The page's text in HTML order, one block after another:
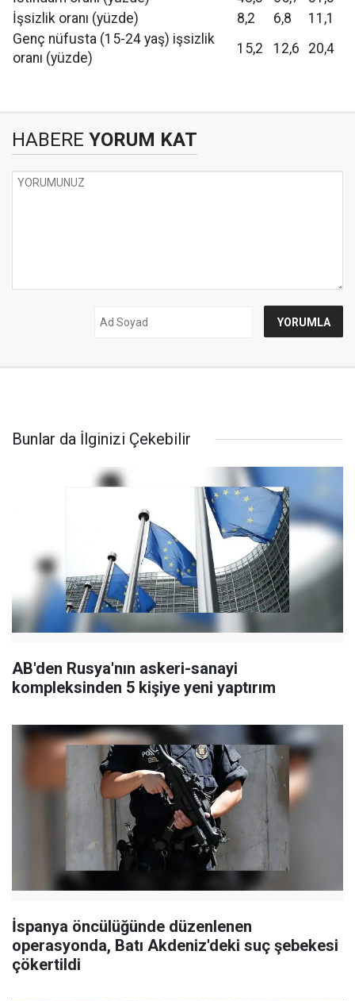
İşsizlik oranı (yüzde)
8,2 6,8
11,1
Genç nüfusta (15-24 yaş) işsizlik
oranı (yüzde)
15,2 12,6 20,4
HABERE YORUM KAT
Bunlar da İlginizi Çekebilir
AB'den Rusya'nın askeri-sanayi
kompleksinden 5 kişiye yeni yaptırım
İspanya öncülüğünde düzenlenen
operasyonda, Batı Akdeniz'deki suç şebekesi
çökertildi